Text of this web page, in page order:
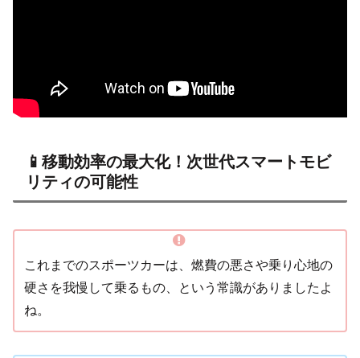
📱移動効率の最大化！次世代スマートモビ
リティの可能性
これまでのスポーツカーは、燃費の悪さや乗り心地の
硬さを我慢して乗るもの、という常識がありましたよ
ね。